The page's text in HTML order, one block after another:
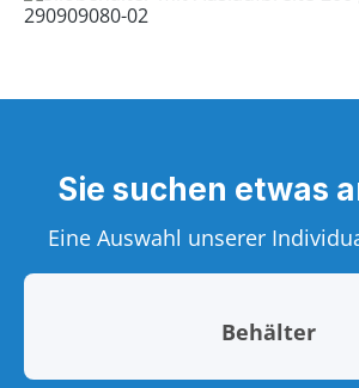
Sie suchen etwas
Eine Auswahl unserer
Behälter